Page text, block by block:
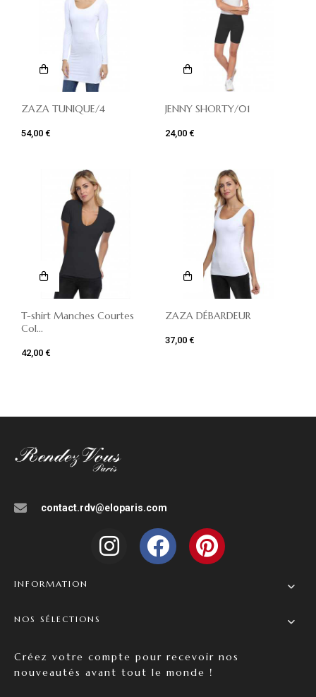
ZAZA TUNIQUE/4
54,00 €
JENNY SHORTY/01
24,00 €
T-shirt Manches Courtes
Col...
42,00 €
ZAZA DÉBARDEUR
37,00 €
contact.rdv@eloparis.com
INFORMATION
NOS SÉLECTIONS
Créez votre compte pour recevoir nos
nouveautés avant tout le monde !